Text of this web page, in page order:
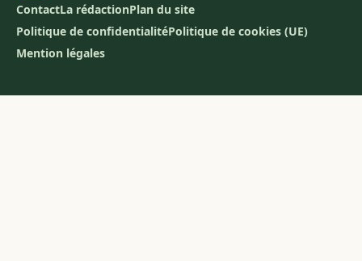
ContactLa rédactionPlan du site
Politique de confidentialitéPolitique de cookies (UE)
Mention légales